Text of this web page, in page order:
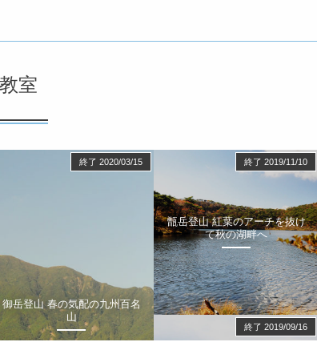
室
御岳登山 春の気配の九州百名
山
終了 2020/03/15
甑岳登山 紅葉のアーチを抜け
て秋の湖畔へ
終了 2019/11/10
終了 2019/09/16